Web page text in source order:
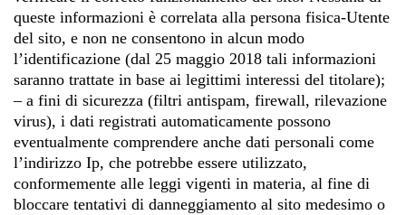
queste informazioni è correlata alla persona fisica-Utente
del sito, e non ne consentono in alcun modo
l’identificazione (dal 25 maggio 2018 tali informazioni
saranno trattate in base ai legittimi interessi del titolare);
– a fini di sicurezza (filtri antispam, firewall, rilevazione
virus), i dati registrati automaticamente possono
eventualmente comprendere anche dati personali come
l’indirizzo Ip, che potrebbe essere utilizzato,
conformemente alle leggi vigenti in materia, al fine di
bloccare tentativi di danneggiamento al sito medesimo o